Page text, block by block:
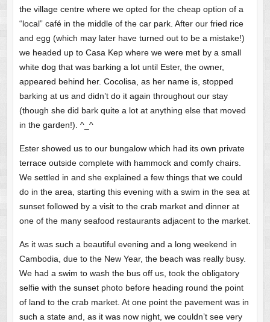
the village centre where we opted for the cheap option of a
“local” café in the middle of the car park. After our fried rice
and egg (which may later have turned out to be a mistake!)
we headed up to Casa Kep where we were met by a small
white dog that was barking a lot until Ester, the owner,
appeared behind her. Cocolisa, as her name is, stopped
barking at us and didn’t do it again throughout our stay
(though she did bark quite a lot at anything else that moved
in the garden!). ^_^
Ester showed us to our bungalow which had its own private
terrace outside complete with hammock and comfy chairs.
We settled in and she explained a few things that we could
do in the area, starting this evening with a swim in the sea at
sunset followed by a visit to the crab market and dinner at
one of the many seafood restaurants adjacent to the market.
As it was such a beautiful evening and a long weekend in
Cambodia, due to the New Year, the beach was really busy.
We had a swim to wash the bus off us, took the obligatory
selfie with the sunset photo before heading round the point
of land to the crab market. At one point the pavement was in
such a state and, as it was now night, we couldn’t see very